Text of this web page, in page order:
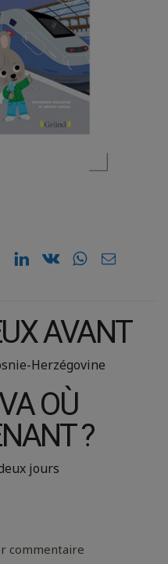
AVANT
Herzégovine
OÙ
?
jours
commentaire